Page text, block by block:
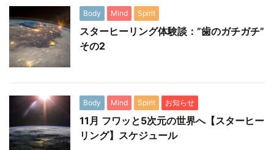
Body Mind Spirit
スターヒーリング体験談：”歯のガチガチ”
その2
Body Mind Spirit お知らせ
11月 フワッと5次元の世界へ【スターヒー
リング】スケジュール